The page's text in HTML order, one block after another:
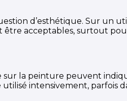
d’esthétique. Sur un
être acceptables, surtout
sur la peinture peuvent
intensivement, parfois